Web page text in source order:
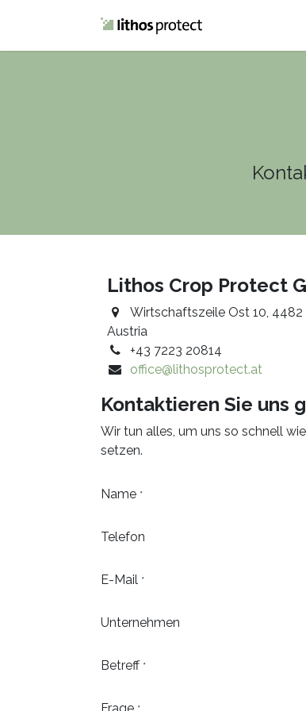
Lithos Crop Protect
Wirtschaftszeile Ost 10, 4482
Austria
+43 7223 20814
office@lithosprotect.at
Kontaktieren Sie uns
Wir tun alles, um uns so schnell
setzen.
Name *
Telefon
E-Mail *
Unternehmen
Betreff *